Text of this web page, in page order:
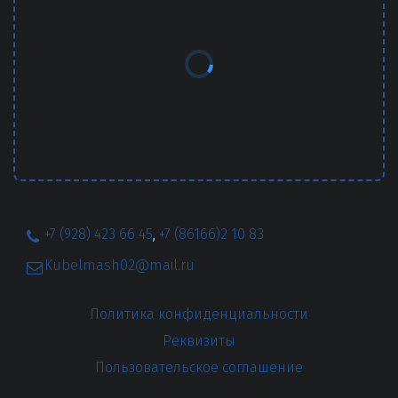
+7 (928) 423 66 45, +7 (86166)2 10 83
Kubelmash02@mail.ru
Политика конфиденциальности
Реквизиты
Пользовательское соглашение